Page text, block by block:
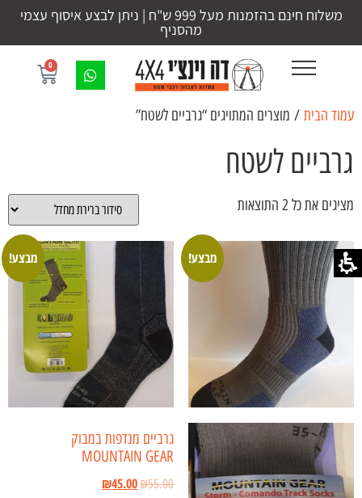
משלוח חינם בהזמנות מעל 999 ש"ח | ניתן לבצע איסוף עצמי
מהסניף
0
עמוד הבית / מוצרים המתויגים “גרביים לשטח”
גרביים לשטח
מציגים את כל ⁦2⁩ התוצאות
מבצע! מבצע!
גרביים מנדפות במבוק
MOUNTAIN GEAR
₪55.00
₪45.00